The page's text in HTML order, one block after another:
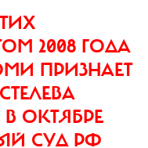
2008 ГОДА
ПРИЗНАЕТ
ОКТЯБРЕ
СУД РФ